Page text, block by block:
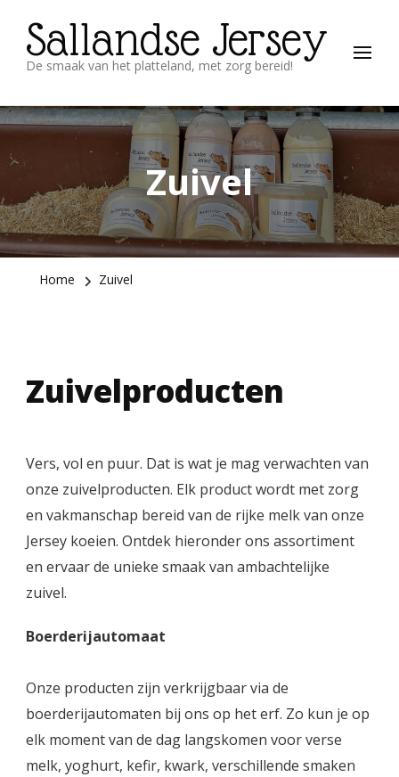
Sallandse Jersey
De smaak van het platteland, met zorg bereid!
Zuivel
Home Zuivel
Zuivelproducten
Vers, vol en puur. Dat is wat je mag verwachten van
onze zuivelproducten. Elk product wordt met zorg
en vakmanschap bereid van de rijke melk van onze
Jersey koeien. Ontdek hieronder ons assortiment
en ervaar de unieke smaak van ambachtelijke
zuivel.
Boerderijautomaat
Onze producten zijn verkrijgbaar via de
boerderijautomaten bij ons op het erf. Zo kun je op
elk moment van de dag langskomen voor verse
melk, yoghurt, kefir, kwark, verschillende smaken